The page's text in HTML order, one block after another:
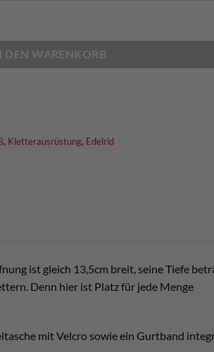
DEN WARENKORB
, Kletterausrüstung, Edelrid
ist gleich 13,5cm breit, seine Tiefe
Denn hier ist Platz für jede Menge
mit Velcro sowie ein Gurtband